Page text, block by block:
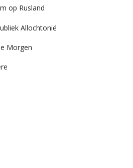
op Rusland
Allochtonië
Morgen